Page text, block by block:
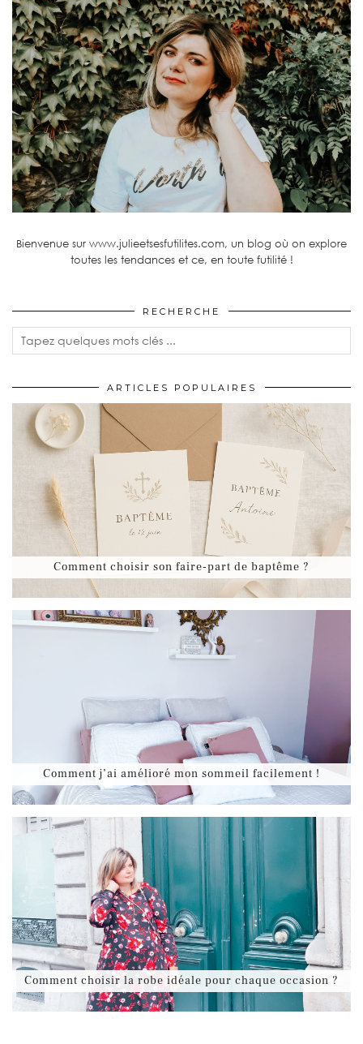
Bienvenue sur www.julieetsesfutilites.com, un blog où on explore
toutes les tendances et ce, en toute futilité !
RECHERCHE
ARTICLES POPULAIRES
Comment choisir son faire-part de baptême ?
Comment j’ai amélioré mon sommeil facilement !
Comment choisir la robe idéale pour chaque occasion ?